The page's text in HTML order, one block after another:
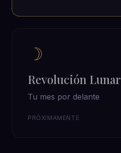
☽
Revolución Lunar
Tu mes por delante
PRÓXIMAMENTE